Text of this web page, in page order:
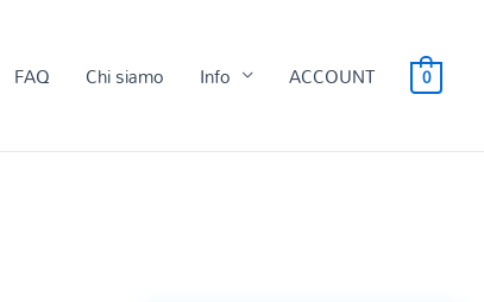
FAQ Chi siamo Info ACCOUNT 0